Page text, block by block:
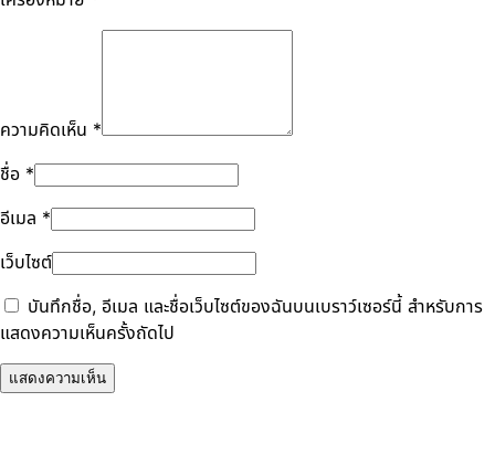
ความคิดเห็น *
ชื่อ *
อีเมล *
เว็บไซต์
บันทึกชื่อ, อีเมล และชื่อเว็บไซต์ของฉันบนเบราว์เซอร์นี้ สำหรับการ
แสดงความเห็นครั้งถัดไป